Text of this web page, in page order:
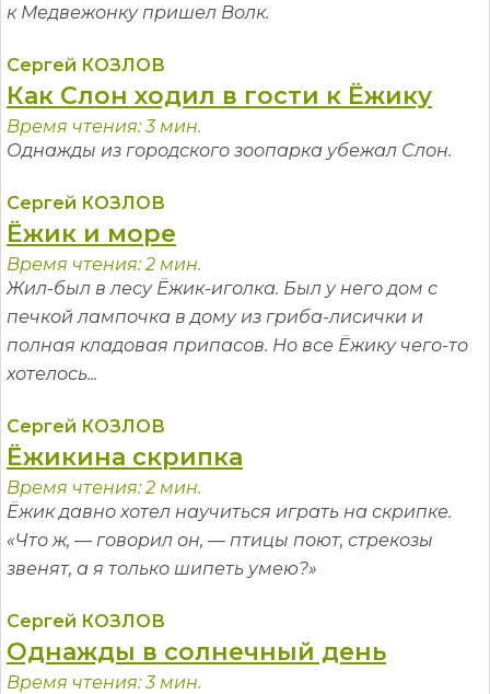
к Медвежонку пришел Волк.
Сергей КОЗЛОВ
Как Слон ходил в гости к Ёжику
Время чтения: 3 мин.
Однажды из городского зоопарка убежал Слон.
Сергей КОЗЛОВ
Ёжик и море
Время чтения: 2 мин.
Жил-был в лесу Ёжик-иголка. Был у него дом с
печкой лампочка в дому из гриба-лисички и
полная кладовая припасов. Но все Ёжику чего-то
хотелось...
Сергей КОЗЛОВ
Ёжикина скрипка
Время чтения: 2 мин.
Ёжик давно хотел научиться играть на скрипке.
«Что ж, — говорил он, — птицы поют, стрекозы
звенят, а я только шипеть умею?»
Сергей КОЗЛОВ
Однажды в солнечный день
Время чтения: 3 мин.